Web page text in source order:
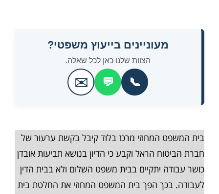
מעוניינים בייעוץ משפטי?
הצוות שלנו כאן לכל שאלה.
📞
💬
✉️
בית המשפט המחוזי מרכז בלוד קיבל בקשת ערעור של
חברת הביטוח הראל וקבע כי הדיון בנושא תביעות אובדן
כושר עבודה יתקיים בבית משפט השלום ולא בבית הדין
לעבודה. בכך הפך בית המשפט המחוזי את החלטת בית